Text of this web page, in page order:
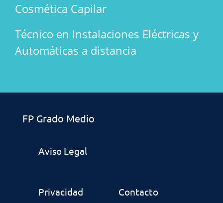
Cosmética Capilar
Técnico en Instalaciones Eléctricas y
Automáticas a distancia
FP Grado Medio
Aviso Legal
Privacidad Contacto